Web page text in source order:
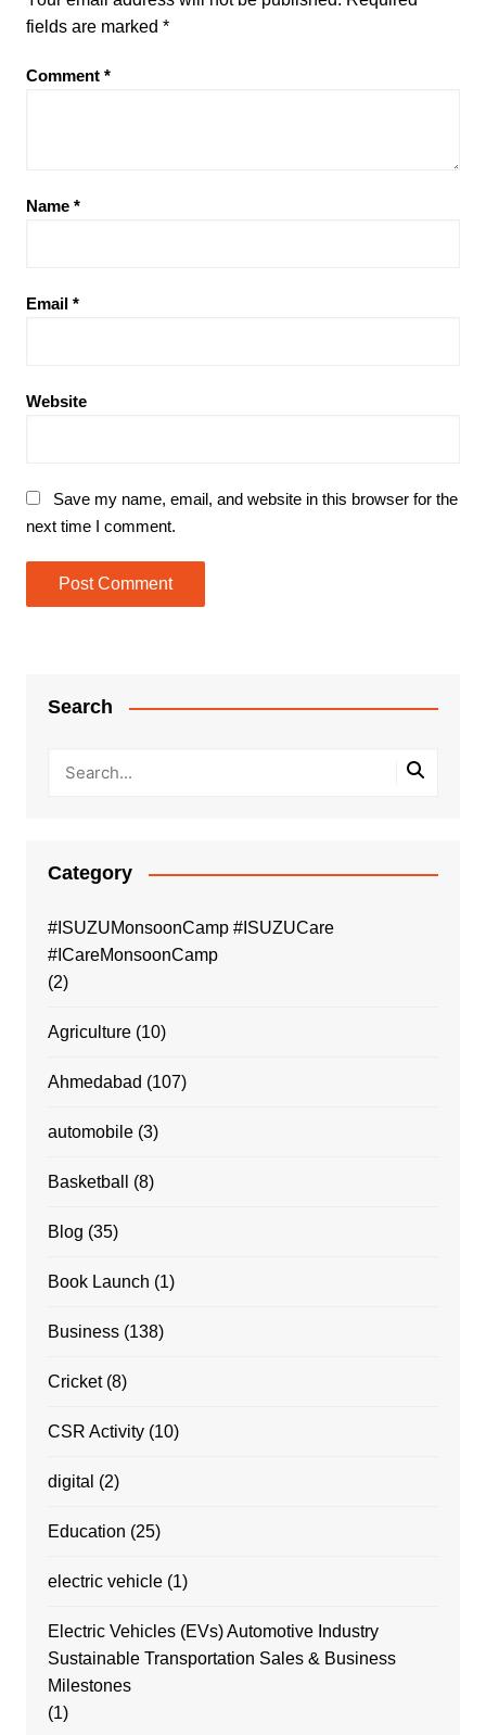
fields are marked *
Comment *
Name *
Email *
Website
Save my name, email, and website in this browser for the
next time I comment.
Search
Category
#ISUZUMonsoonCamp #ISUZUCare
#ICareMonsoonCamp
(2)
Agriculture(10)
Ahmedabad (107)
automobile(3)
Basketball (8)
Blog (35)
Book Launch (1)
Business(138)
Cricket(8)
CSR Activity(10)
digital (2)
Education (25)
electric vehicle(1)
Electric Vehicles (EVs) Automotive Industry
Sustainable Transportation Sales & Business
Milestones
(1)